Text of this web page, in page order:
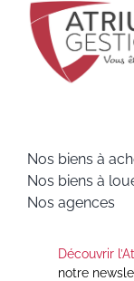
Nos biens à
Nos biens à
Nos agences
Découvrir
notre